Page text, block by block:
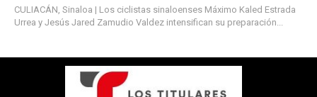
CULIACÁN, Sinaloa | Los ciclistas sinaloenses Máximo Kaled Estrada
Urrea y Jesús Jared Zamudio Valdez intensifican su preparación...